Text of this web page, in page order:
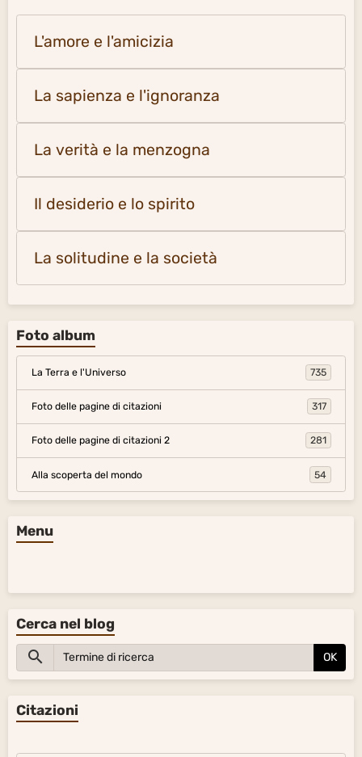
L'amore e l'amicizia
La sapienza e l'ignoranza
La verità e la menzogna
Il desiderio e lo spirito
La solitudine e la società
Foto album
La Terra e l'Universo 735
Foto delle pagine di citazioni 317
Foto delle pagine di citazioni 2 281
Alla scoperta del mondo 54
Menu
Cerca nel blog
OK
Citazioni